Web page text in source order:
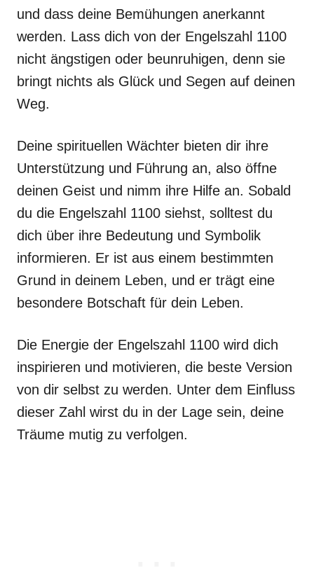
und dass deine Bemühungen anerkannt
werden. Lass dich von der Engelszahl 1100
nicht ängstigen oder beunruhigen, denn sie
bringt nichts als Glück und Segen auf deinen
Weg.
Deine spirituellen Wächter bieten dir ihre
Unterstützung und Führung an, also öffne
deinen Geist und nimm ihre Hilfe an. Sobald
du die Engelszahl 1100 siehst, solltest du
dich über ihre Bedeutung und Symbolik
informieren. Er ist aus einem bestimmten
Grund in deinem Leben, und er trägt eine
besondere Botschaft für dein Leben.
Die Energie der Engelszahl 1100 wird dich
inspirieren und motivieren, die beste Version
von dir selbst zu werden. Unter dem Einfluss
dieser Zahl wirst du in der Lage sein, deine
Träume mutig zu verfolgen.